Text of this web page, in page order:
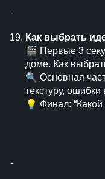
⁃
Как выбрать
🎬 Первые 3
доме. Как
🔍 Основная
текстуру,
💡 Финал: “Какой
⁃